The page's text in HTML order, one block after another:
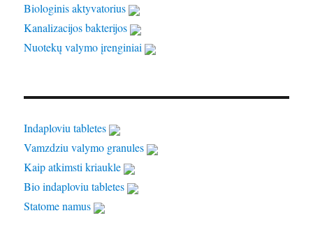
Biologinis aktyvatorius
Kanalizacijos bakterijos
Nuotekų valymo įrenginiai
Indaploviu tabletes
Vamzdziu valymo granules
Kaip atkimsti kriaukle
Bio indaploviu tabletes
Statome namus